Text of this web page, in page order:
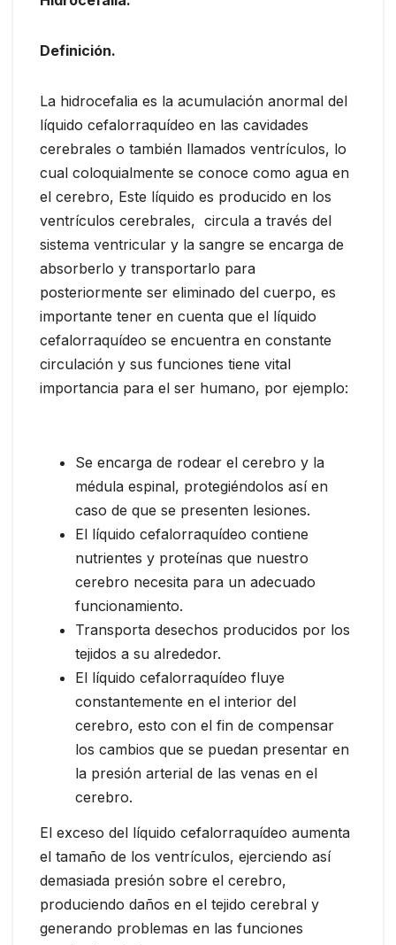
Definición.
La hidrocefalia es la acumulación anormal del
líquido cefalorraquídeo en las cavidades
cerebrales o también llamados ventrículos, lo
cual coloquialmente se conoce como agua en
el cerebro, Este líquido es producido en los
ventrículos cerebrales, circula a través del
sistema ventricular y la sangre se encarga de
absorberlo y transportarlo para
posteriormente ser eliminado del cuerpo, es
importante tener en cuenta que el líquido
cefalorraquídeo se encuentra en constante
circulación y sus funciones tiene vital
importancia para el ser humano, por ejemplo:
Se encarga de rodear el cerebro y la
médula espinal, protegiéndolos así en
caso de que se presenten lesiones.
El líquido cefalorraquídeo contiene
nutrientes y proteínas que nuestro
cerebro necesita para un adecuado
funcionamiento.
Transporta desechos producidos por los
tejidos a su alrededor.
El líquido cefalorraquídeo fluye
constantemente en el interior del
cerebro, esto con el fin de compensar
los cambios que se puedan presentar en
la presión arterial de las venas en el
cerebro.
El exceso del líquido cefalorraquídeo aumenta
el tamaño de los ventrículos, ejerciendo así
demasiada presión sobre el cerebro,
produciendo daños en el tejido cerebral y
generando problemas en las funciones